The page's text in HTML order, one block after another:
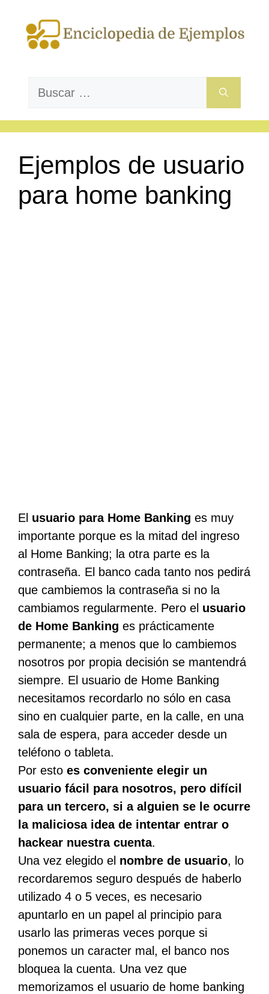
contenido
Buscar:
Ejemplos de usuario
para home banking
El usuario para Home Banking es muy
importante porque es la mitad del ingreso
al Home Banking; la otra parte es la
contraseña. El banco cada tanto nos pedirá
que cambiemos la contraseña si no la
cambiamos regularmente. Pero el usuario
de Home Banking es prácticamente
permanente; a menos que lo cambiemos
nosotros por propia decisión se mantendrá
siempre. El usuario de Home Banking
necesitamos recordarlo no sólo en casa
sino en cualquier parte, en la calle, en una
sala de espera, para acceder desde un
teléfono o tableta.
Por esto es conveniente elegir un
usuario fácil para nosotros, pero difícil
para un tercero, si a alguien se le ocurre
la maliciosa idea de intentar entrar o
hackear nuestra cuenta.
Una vez elegido el nombre de usuario, lo
recordaremos seguro después de haberlo
utilizado 4 o 5 veces, es necesario
apuntarlo en un papel al principio para
usarlo las primeras veces porque si
ponemos un caracter mal, el banco nos
bloquea la cuenta. Una vez que
memorizamos el usuario de home banking